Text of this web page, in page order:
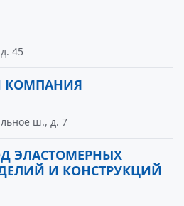
45
КОМПАНИЯ
ш., д. 7
ЭЛАСТОМЕРНЫХ
И КОНСТРУКЦИЙ